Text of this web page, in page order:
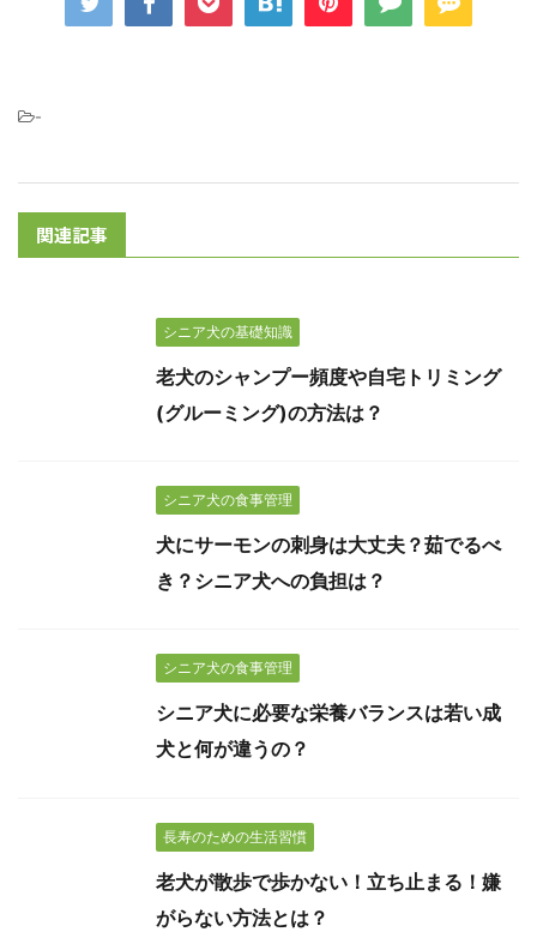
-
関連記事
シニア犬の基礎知識
老犬のシャンプー頻度や自宅トリミング
(グルーミング)の方法は？
シニア犬の食事管理
犬にサーモンの刺身は大丈夫？茹でるべ
き？シニア犬への負担は？
シニア犬の食事管理
シニア犬に必要な栄養バランスは若い成
犬と何が違うの？
長寿のための生活習慣
老犬が散歩で歩かない！立ち止まる！嫌
がらない方法とは？